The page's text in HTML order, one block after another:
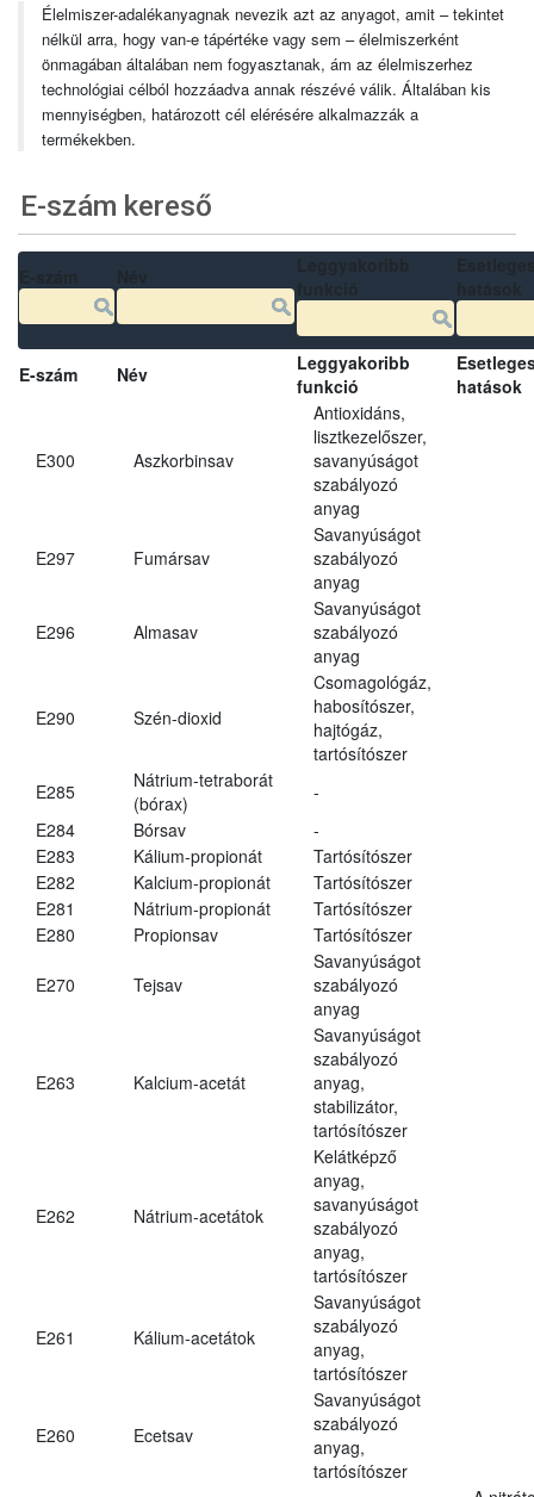
Élelmiszer-adalékanyagnak nevezik azt az anyagot, amit – tekintet
nélkül arra, hogy van-e tápértéke vagy sem – élelmiszerként
önmagában általában nem fogyasztanak, ám az élelmiszerhez
technológiai célból hozzáadva annak részévé válik. Általában kis
mennyiségben, határozott cél elérésére alkalmazzák a
termékekben.
E-szám kereső
E-szám Név
Leggyakoribb
funkció
hatások
E300 Aszkorbinsav
Antioxidáns,
lisztkezelőszer,
savanyúságot
szabályozó
anyag
E297 Fumársav
Savanyúságot
szabályozó
anyag
E296 Almasav
Savanyúságot
szabályozó
anyag
E290 Szén-dioxid
Csomagológáz,
habosítószer,
hajtógáz,
tartósítószer
E285
Nátrium-tetraborát
(bórax)
-
E284
Bórsav
-
E283
Kálium-propionát
Tartósítószer
E282
Kalcium-propionát
Tartósítószer
E281
Nátrium-propionát
Tartósítószer
E280
Propionsav Tartósítószer
E270 Tejsav
Savanyúságot
szabályozó
anyag
E263 Kalcium-acetát
Savanyúságot
szabályozó
anyag,
stabilizátor,
tartósítószer
E262 Nátrium-acetátok
Kelátképző
anyag,
savanyúságot
szabályozó
anyag,
tartósítószer
E261 Kálium-acetátok
Savanyúságot
szabályozó
anyag,
tartósítószer
E260 Ecetsav
Savanyúságot
szabályozó
anyag,
tartósítószer